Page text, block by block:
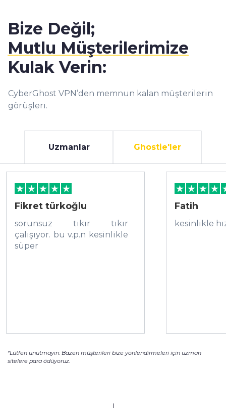
Bize Değil;
Mutlu Müşterilerimize
Kulak Verin:
CyberGhost VPN’den memnun kalan müşterilerin
görüşleri.
Uzmanlar Ghostie'ler
Fikret türkoğlu
sorunsuz tıkır tıkır
çalışıyor. bu v.p.n kesinlikle
süper
Fatih
kesinlikle
*Lütfen unutmayın: Bazen müşterileri bize yönlendirmeleri için uzman
sitelere para ödüyoruz.